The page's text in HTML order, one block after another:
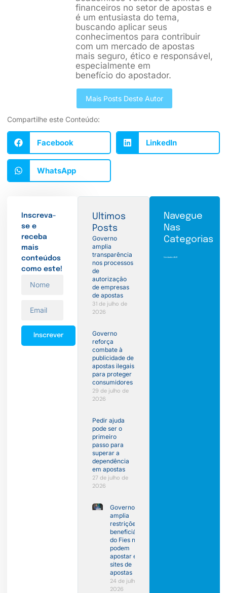
financeiros no setor de apostas e
é um entusiasta do tema,
buscando aplicar seus
conhecimentos para contribuir
com um mercado de apostas
mais seguro, ético e responsável,
especialmente em
benefício do apostador.
Mais Posts Deste Autor
Compartilhe este Conteúdo:
Facebook LinkedIn
WhatsApp
Inscreva-
se e
receba
mais
conteúdos
como este!
Inscrever
Ultimos
Posts
Governo
amplia
transparência
nos processos
de
autorização
de empresas
de apostas
31 de julho de
2026
Governo
reforça
combate à
publicidade de
apostas ilegais
para proteger
consumidores
29 de julho de
2026
Pedir ajuda
pode ser o
primeiro
passo para
superar a
dependência
em apostas
27 de julho de
2026
Governo
amplia
restrições:
beneficiários
do Fies não
podem
apostar em
sites de
apostas
24 de julho de
2026
Navegue
Nas
Categorias
Novidades ABJR